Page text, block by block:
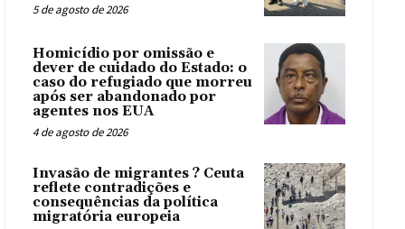
5 de agosto de 2026
Homicídio por omissão e
dever de cuidado do Estado: o
caso do refugiado que morreu
após ser abandonado por
agentes nos EUA
4 de agosto de 2026
Invasão de migrantes ? Ceuta
reflete contradições e
consequências da política
migratória europeia